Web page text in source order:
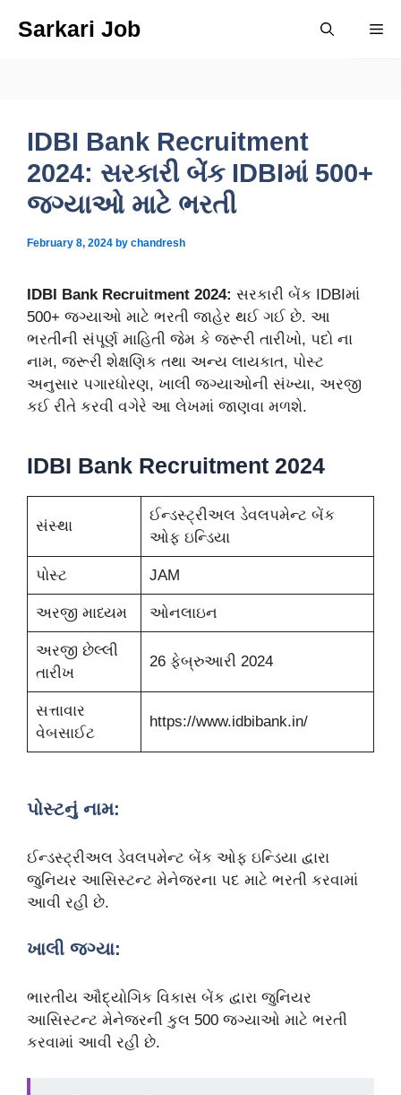
Sarkari Job
IDBI Bank Recruitment
2024: સરકારી બેંક IDBIમાં 500+
જગ્યાઓ માટે ભરતી
February 8, 2024 by chandresh
IDBI Bank Recruitment 2024: સરકારી બેંક IDBIમાં
500+ જગ્યાઓ માટે ભરતી જાહેર થઈ ગઈ છે. આ
ભરતીની સંપૂર્ણ માહિતી જેમ કે જરૂરી તારીખો, પદો ના
નામ, જરૂરી શેક્ષણિક તથા અન્ય લાયકાત, પોસ્ટ
અનુસાર પગારધોરણ, ખાલી જગ્યાઓની સંખ્યા, અરજી
કઈ રીતે કરવી વગેરે આ લેખમાં જાણવા મળશે.
IDBI Bank Recruitment 2024
સંસ્થા
ઈન્ડસ્ટ્રીઅલ ડેવલપમેન્ટ બેંક
ઓફ ઇન્ડિયા
પોસ્ટ JAM
અરજી માધ્યમ ઓનલાઇન
અરજી છેલ્લી
તારીખ
26 ફેબ્રુઆરી 2024
સત્તાવાર
વેબસાઈટ
https://www.idbibank.in/
પોસ્ટનું નામ:
ઈન્ડસ્ટ્રીઅલ ડેવલપમેન્ટ બેંક ઓફ ઇન્ડિયા દ્વારા
જુનિયર આસિસ્ટન્ટ મેનેજરના પદ માટે ભરતી કરવામાં
આવી રહી છે.
ખાલી જગ્યા:
ભારતીય ઔદ્યોગિક વિકાસ બેંક દ્વારા જુનિયર
આસિસ્ટન્ટ મેનેજરની કુલ 500 જગ્યાઓ માટે ભરતી
કરવામાં આવી રહી છે.